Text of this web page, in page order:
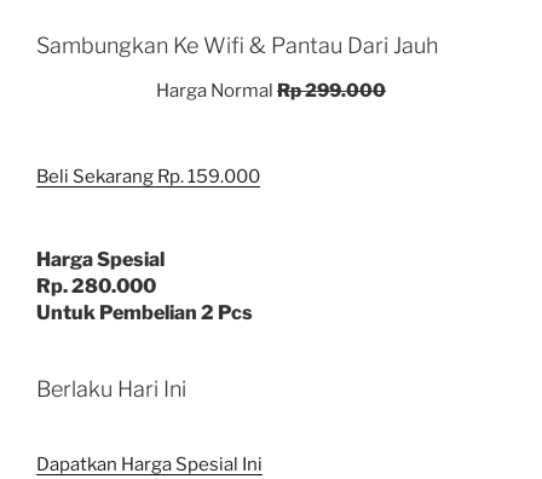
Sambungkan Ke Wifi & Pantau Dari Jauh
Harga Normal Rp 299.000
Beli Sekarang Rp. 159.000
Harga Spesial
Rp. 280.000
Untuk Pembelian 2 Pcs
Berlaku Hari Ini
Dapatkan Harga Spesial Ini